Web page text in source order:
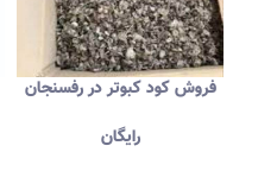
فروش کود کبوتر در رفسنجان
رایگان